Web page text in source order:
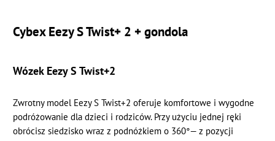
Cybex Eezy S Twist+ 2 + gondola
Wózek Eezy S Twist+2
Zwrotny model Eezy S Twist+2 oferuje komfortowe i wygodne
podróżowanie dla dzieci i rodziców. Przy użyciu jednej ręki
obrócisz siedzisko wraz z podnóżkiem o 360°— z pozycji